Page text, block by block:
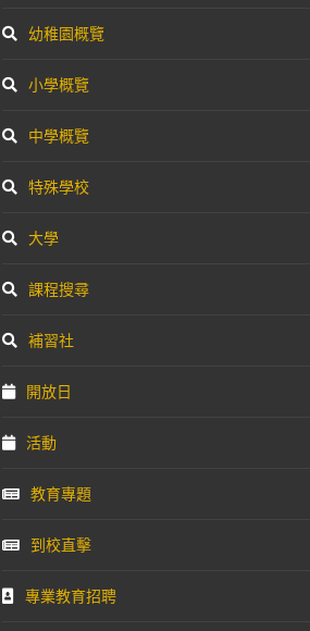
幼稚園概覽
小學概覽
中學概覽
特殊學校
大學
課程搜尋
補習社
開放日
活動
教育專題
到校直擊
專業教育招聘